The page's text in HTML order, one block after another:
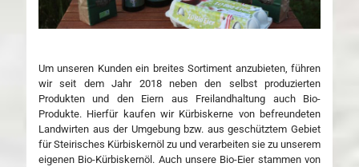
Um unseren Kunden ein breites Sortiment anzubieten, führen
wir seit dem Jahr 2018 neben den selbst produzierten
Produkten und den Eiern aus Freilandhaltung auch Bio-
Produkte. Hierfür kaufen wir Kürbiskerne von befreundeten
Landwirten aus der Umgebung bzw. aus geschütztem Gebiet
für Steirisches Kürbiskernöl zu und verarbeiten sie zu unserem
eigenen Bio-Kürbiskernöl. Auch unsere Bio-Eier stammen von